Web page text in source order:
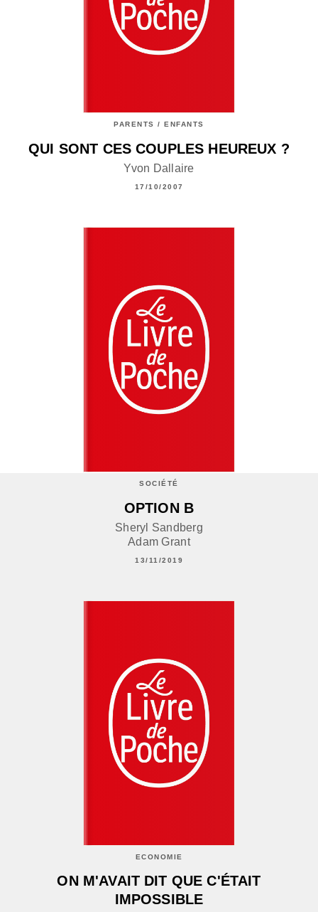
PARENTS / ENFANTS
QUI SONT CES COUPLES HEUREUX ?
Yvon Dallaire
17/10/2007
SOCIÉTÉ
OPTION B
Sheryl Sandberg
Adam Grant
13/11/2019
ECONOMIE
ON M'AVAIT DIT QUE C'ÉTAIT
IMPOSSIBLE